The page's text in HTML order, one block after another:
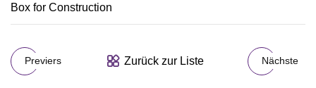
Previers Zurück zur Liste Nächste